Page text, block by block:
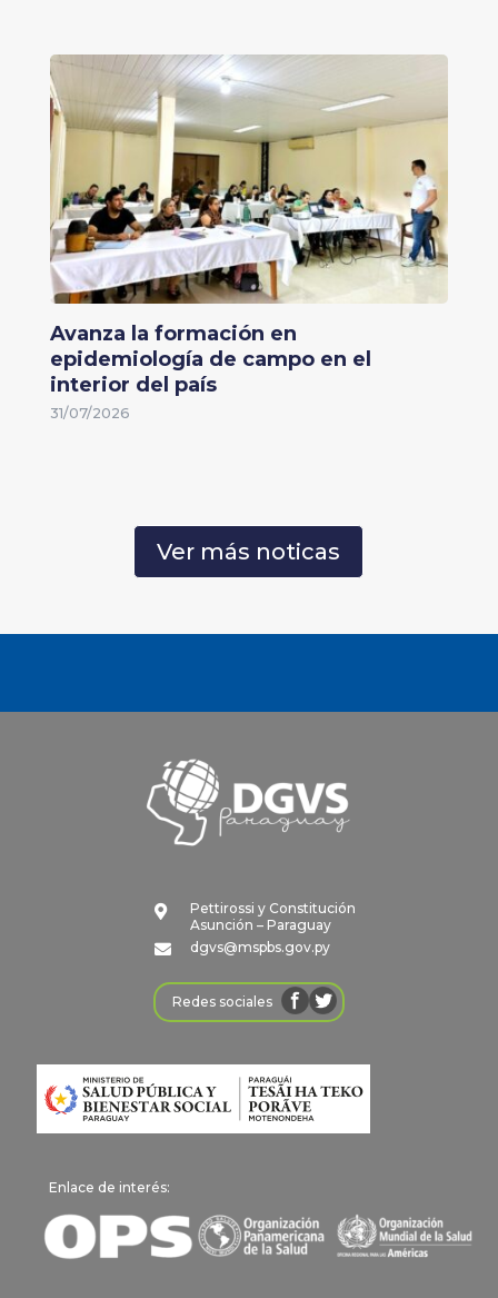
Avanza la formación en
epidemiología de campo en el
interior del país
31/07/2026
Ver más noticas

Pettirossi y Constitución
Asunción – Paraguay

dgvs@mspbs.gov.py
Redes sociales
Enlace de interés: